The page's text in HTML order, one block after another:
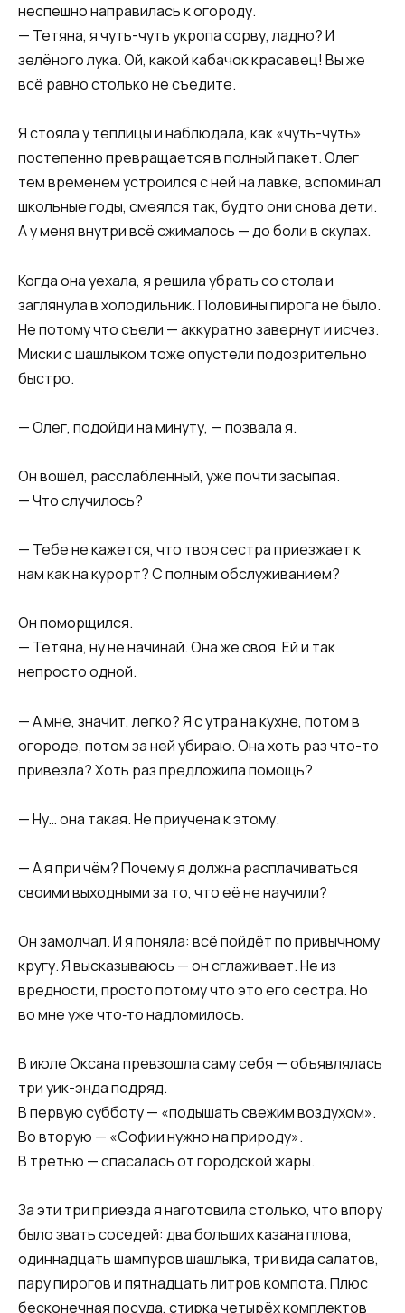
неспешно направилась к огороду.
— Тетяна, я чуть-чуть укропа сорву, ладно? И
зелёного лука. Ой, какой кабачок красавец! Вы же
всё равно столько не съедите.
Я стояла у теплицы и наблюдала, как «чуть-чуть»
постепенно превращается в полный пакет. Олег
тем временем устроился с ней на лавке, вспоминал
школьные годы, смеялся так, будто они снова дети.
А у меня внутри всё сжималось — до боли в скулах.
Когда она уехала, я решила убрать со стола и
заглянула в холодильник. Половины пирога не было.
Не потому что съели — аккуратно завернут и исчез.
Миски с шашлыком тоже опустели подозрительно
быстро.
— Олег, подойди на минуту, — позвала я.
Он вошёл, расслабленный, уже почти засыпая.
— Что случилось?
— Тебе не кажется, что твоя сестра приезжает к
нам как на курорт? С полным обслуживанием?
Он поморщился.
— Тетяна, ну не начинай. Она же своя. Ей и так
непросто одной.
— А мне, значит, легко? Я с утра на кухне, потом в
огороде, потом за ней убираю. Она хоть раз что-то
привезла? Хоть раз предложила помощь?
— Ну… она такая. Не приучена к этому.
— А я при чём? Почему я должна расплачиваться
своими выходными за то, что её не научили?
Он замолчал. И я поняла: всё пойдёт по привычному
кругу. Я высказываюсь — он сглаживает. Не из
вредности, просто потому что это его сестра. Но
во мне уже что‑то надломилось.
В июле Оксана превзошла саму себя — объявлялась
три уик-энда подряд.
В первую субботу — «подышать свежим воздухом».
Во вторую — «Софии нужно на природу».
В третью — спасалась от городской жары.
За эти три приезда я наготовила столько, что впору
было звать соседей: два больших казана плова,
одиннадцать шампуров шашлыка, три вида салатов,
пару пирогов и пятнадцать литров компота. Плюс
бесконечная посуда, стирка четырёх комплектов